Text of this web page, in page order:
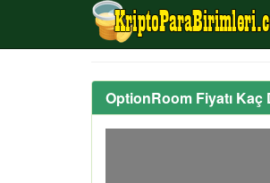
OptionRoom Fiyatı Kaç